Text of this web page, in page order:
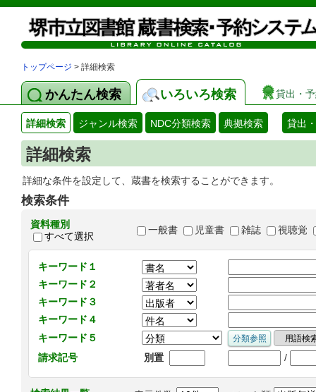
トップページ > 詳細検索
かんたん検索 いろいろ検索 貸出・
詳細検索 ジャンル検索 NDC分類検索 典拠検索 貸出
詳細検索
詳細な条件を設定して、蔵書を検索することができます。
検索条件
資料種別
すべて選択
一般書 児童書 雑誌 視聴覚
キーワード１
キーワード２
キーワード３
キーワード４
キーワード５
請求記号
別置 /